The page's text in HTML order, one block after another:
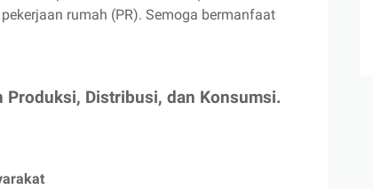
rumah (PR). Semoga bermanfaat
Produksi, Distribusi, dan Konsumsi.